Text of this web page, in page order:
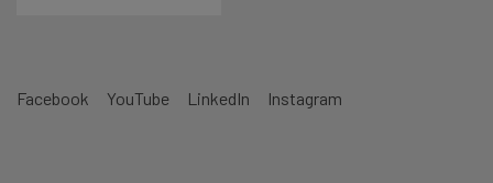
Facebook YouTube LinkedIn Instagram